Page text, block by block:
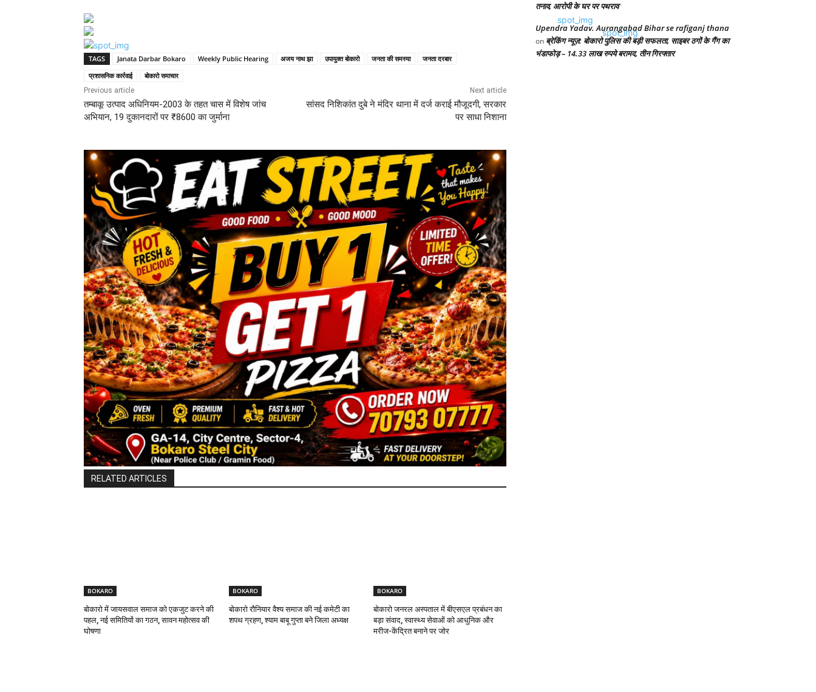
TAGS Janata Darbar Bokaro Weekly Public Hearing अजय नाथ झा उपायुक्त बोकारो जनता की समस्या
जनता दरबार
प्रशासनिक कार्रवाई
बोकारो समाचार
Previous article
तम्बाकू उत्पाद अधिनियम-2003 के तहत चास में विशेष जांच
अभियान, 19 दुकानदारों पर ₹8600 का जुर्माना
Next article
सांसद निशिकांत दुबे ने मंदिर थाना में दर्ज कराई मौजूदगी, सरकार
पर साधा निशाना
RELATED ARTICLES
BOKARO
बोकारो में जायसवाल समाज को एकजुट करने की
पहल, नई समितियों का गठन, सावन महोत्सव की
घोषणा
BOKARO
बोकारो रौनियार वैश्य समाज की नई कमेटी का
शपथ ग्रहण, श्याम बाबू गुप्ता बने जिला अध्यक्ष
BOKARO
बोकारो जनरल अस्पताल में बीएसएल प्रबंधन का
बड़ा संवाद, स्वास्थ्य सेवाओं को आधुनिक और
मरीज-केंद्रित बनाने पर जोर
तनाव, आरोपी के घर पर पथराव
Upendra Yadav. Aurangabad Bihar se rafiganj thana
on ब्रेकिंग न्यूज़: बोकारो पुलिस की बड़ी सफलता, साइबर ठगों के गैंग का
भंडाफोड़ – 14.33 लाख रुपये बरामद, तीन गिरफ्तार